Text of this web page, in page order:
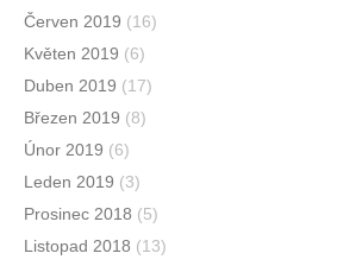
Červen 2019 (16)
Květen 2019 (6)
Duben 2019 (17)
Březen 2019 (8)
Únor 2019 (6)
Leden 2019 (3)
Prosinec 2018 (5)
Listopad 2018 (13)